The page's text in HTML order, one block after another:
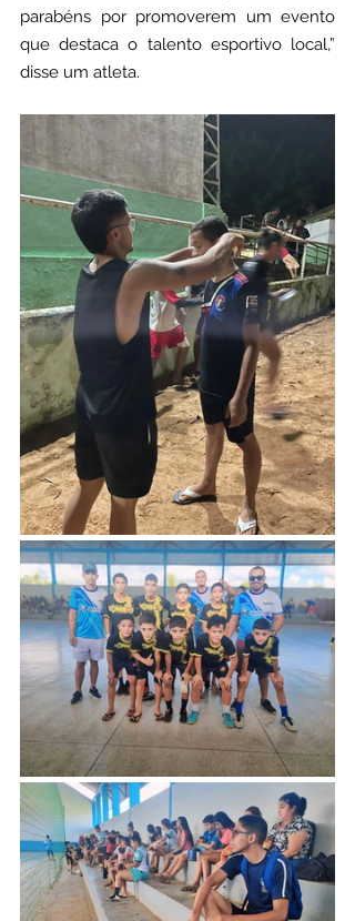
parabéns por promoverem um evento
que destaca o talento esportivo local,”
disse um atleta.